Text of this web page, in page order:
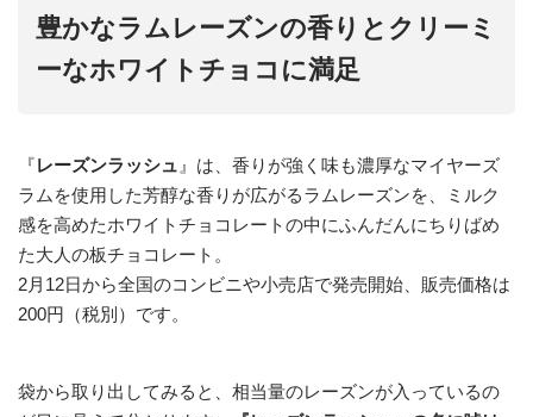
豊かなラムレーズンの香りとクリーミ
ーなホワイトチョコに満足
『レーズンラッシュ 』は、香りが強く味も濃厚なマイヤーズ
ラムを使用した芳醇な香りが広がるラムレーズンを、ミルク
感を高めたホワイトチョコレートの中にふんだんにちりばめ
た大人の板チョコレート。
2月12日から全国のコンビニや小売店で発売開始、販売価格は
200円（税別）です。
袋から取り出してみると、相当量のレーズンが入っているの